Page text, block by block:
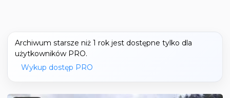
Archiwum starsze niż 1 rok jest dostępne tylko dla
użytkowników PRO.
Wykup dostęp PRO